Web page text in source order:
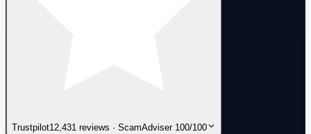
Trustpilot12,431 reviews · ScamAdviser 100/100